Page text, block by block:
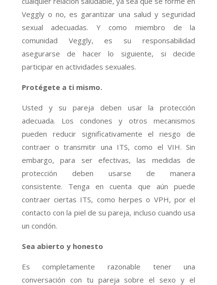
Veggly o no, es garantizar una salud y seguridad
sexual adecuadas. Y como miembro de la
comunidad Veggly, es su responsabilidad
asegurarse de hacer lo siguiente, si decide
participar en actividades sexuales.
Protégete a ti mismo.
Usted y su pareja deben usar la protección
adecuada. Los condones y otros mecanismos
pueden reducir significativamente el riesgo de
contraer o transmitir una ITS, como el VIH. Sin
embargo, para ser efectivas, las medidas de
protección deben usarse de manera
consistente. Tenga en cuenta que aún puede
contraer ciertas ITS, como herpes o VPH, por el
contacto con la piel de su pareja, incluso cuando usa
un condón.
Sea abierto y honesto
Es completamente razonable tener una
conversación con tu pareja sobre el sexo y el